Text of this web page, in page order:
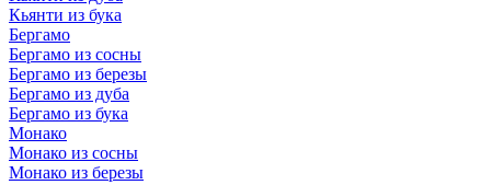
Кьянти из бука
Бергамо
Бергамо из сосны
Бергамо из березы
Бергамо из дуба
Бергамо из бука
Монако
Монако из сосны
Монако из березы